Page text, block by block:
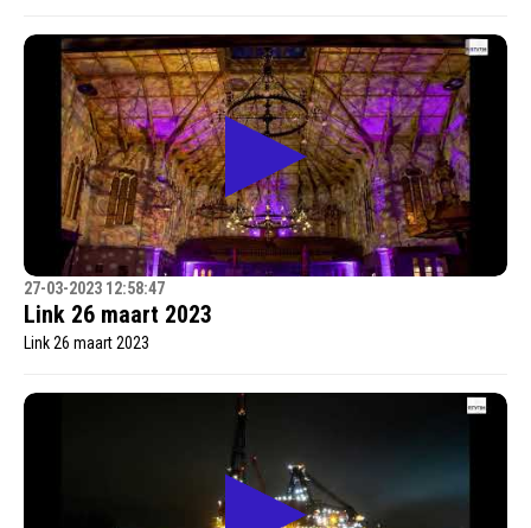
27-03-2023 12:58:47
Link 26 maart 2023
Link 26 maart 2023